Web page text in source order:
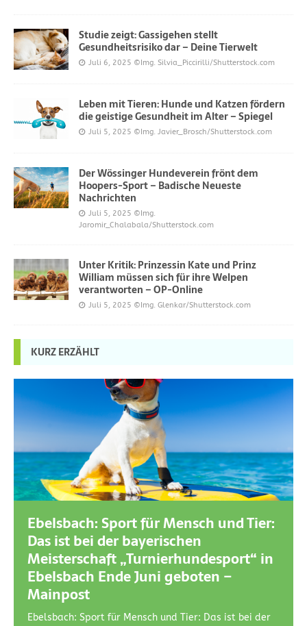
Studie zeigt: Gassigehen stellt
Gesundheitsrisiko dar – Deine Tierwelt
Juli 6, 2025 ©Img. Silvia_Piccirilli/Shutterstock.com
Leben mit Tieren: Hunde und Katzen fördern
die geistige Gesundheit im Alter – Spiegel
Juli 5, 2025 ©Img. Javier_Brosch/Shutterstock.com
Der Wössinger Hundeverein frönt dem
Hoopers-Sport – Badische Neueste
Nachrichten
Juli 5, 2025 ©Img.
Jaromir_Chalabala/Shutterstock.com
Unter Kritik: Prinzessin Kate und Prinz
William müssen sich für ihre Welpen
verantworten – OP-Online
Juli 5, 2025 ©Img. Glenkar/Shutterstock.com
KURZ ERZÄHLT
Ebelsbach: Sport für Mensch und Tier:
Das ist bei der bayerischen
Meisterschaft „Turnierhundesport“ in
Ebelsbach Ende Juni geboten –
Mainpost
Ebelsbach: Sport für Mensch und Tier: Das ist bei der